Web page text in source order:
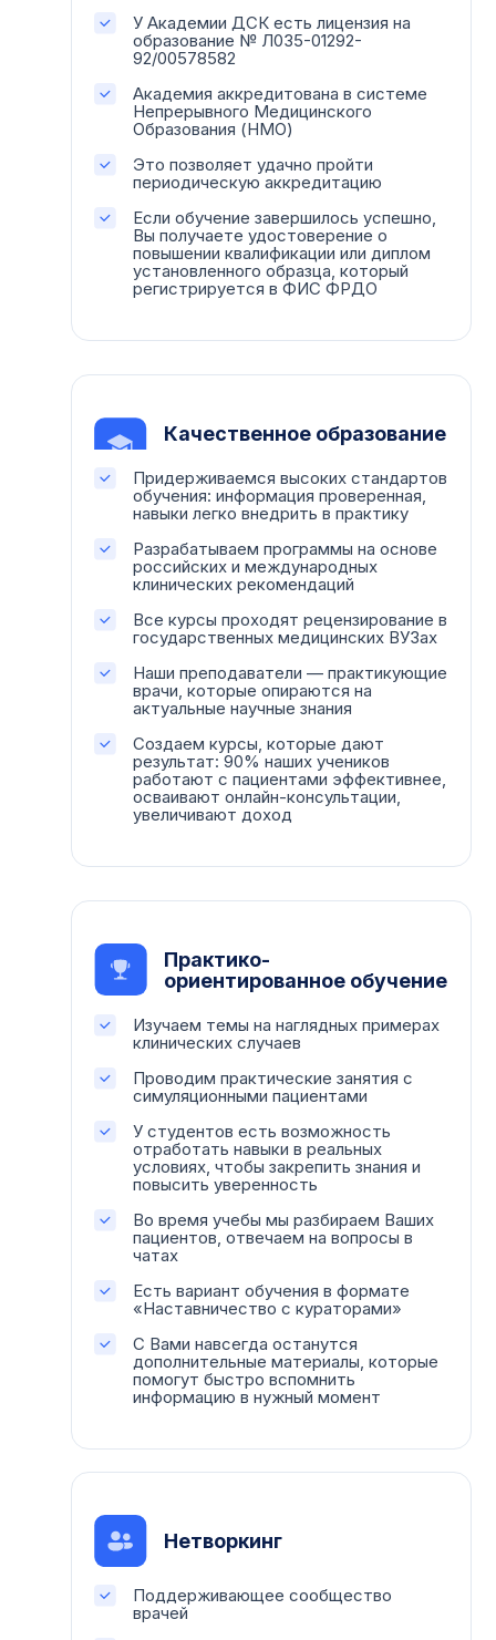
У Академии ДСК есть лицензия на
образование № Л035-01292-
92/00578582
Академия аккредитована в системе
Непрерывного Медицинского
Образования (НМО)
Это позволяет удачно пройти
периодическую аккредитацию
Если обучение завершилось успешно,
Вы получаете удостоверение о
повышении квалификации или диплом
установленного образца, который
регистрируется в ФИС ФРДО
Качественное образование
Придерживаемся высоких стандартов
обучения: информация проверенная,
навыки легко внедрить в практику
Разрабатываем программы на основе
российских и международных
клинических рекомендаций
Все курсы проходят рецензирование в
государственных медицинских ВУЗах
Наши преподаватели — практикующие
врачи, которые опираются на
актуальные научные знания
Создаем курсы, которые дают
результат: 90% наших учеников
работают с пациентами эффективнее,
осваивают онлайн-консультации,
увеличивают доход
Практико-
ориентированное обучение
Изучаем темы на наглядных примерах
клинических случаев
Проводим практические занятия с
симуляционными пациентами
У студентов есть возможность
отработать навыки в реальных
условиях, чтобы закрепить знания и
повысить уверенность
Во время учебы мы разбираем Ваших
пациентов, отвечаем на вопросы в
чатах
Есть вариант обучения в формате
«Наставничество с кураторами»
С Вами навсегда останутся
дополнительные материалы, которые
помогут быстро вспомнить
информацию в нужный момент
Нетворкинг
Поддерживающее сообщество
врачей